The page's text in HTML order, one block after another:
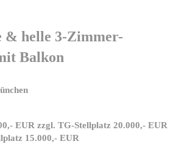
& helle 3-Zimmer-
Balkon
EUR zzgl. TG-Stellplatz 20.000,- EUR
15.000,- EUR